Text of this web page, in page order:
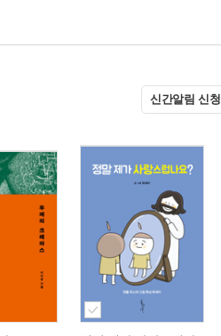
신간알림 신청